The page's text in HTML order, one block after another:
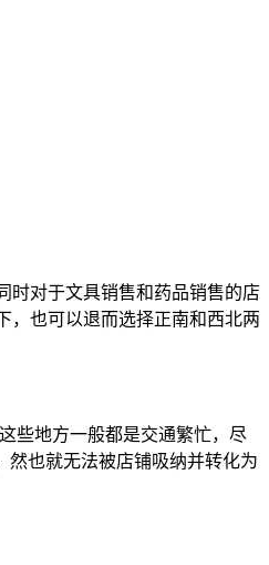
时对于文具销售和药品销售的店
，也可以退而选择正南和西北两
些地方一般都是交通繁忙，尽
然也就无法被店铺吸纳并转化为